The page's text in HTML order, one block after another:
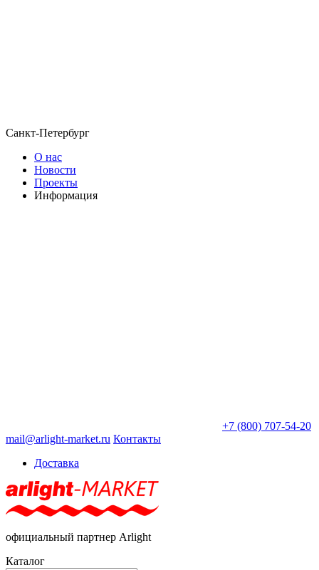
Санкт-Петербург
О нас
Новости
Проекты
Информация
+7 (800) 707-54-20
mail@arlight-market.ru Контакты
Доставка
официальный партнер Arlight
Каталог